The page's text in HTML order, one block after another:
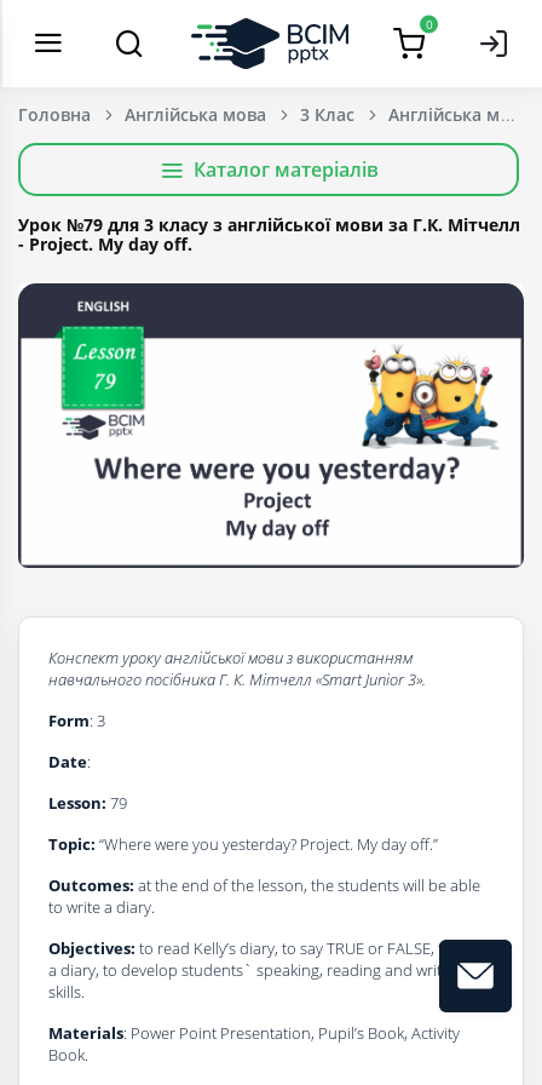
0
Головна Англійська мова 3 Клас
Каталог матеріалів
Урок №79 для 3 класу з англійської мови за Г.К. Мітчелл
- Project. My day off.
Конспект урокуaнглійської мови з використанням
навчального посібникаГ. К. Мітчелл «Smart Junior 3».
Form: 3
Date:
Lesson: 79
Topic: “Where were you yesterday? Project. My day off.”
Outcomes: at the end of the lesson, the students will be able
to write a diary.
Objectives: to read Kelly’s diary, to say TRUE or FALSE, to write
a diary, to develop students` speaking, reading and writing
skills.
Materials: Power Point Presentation, Pupil’s Book, Activity
Book.